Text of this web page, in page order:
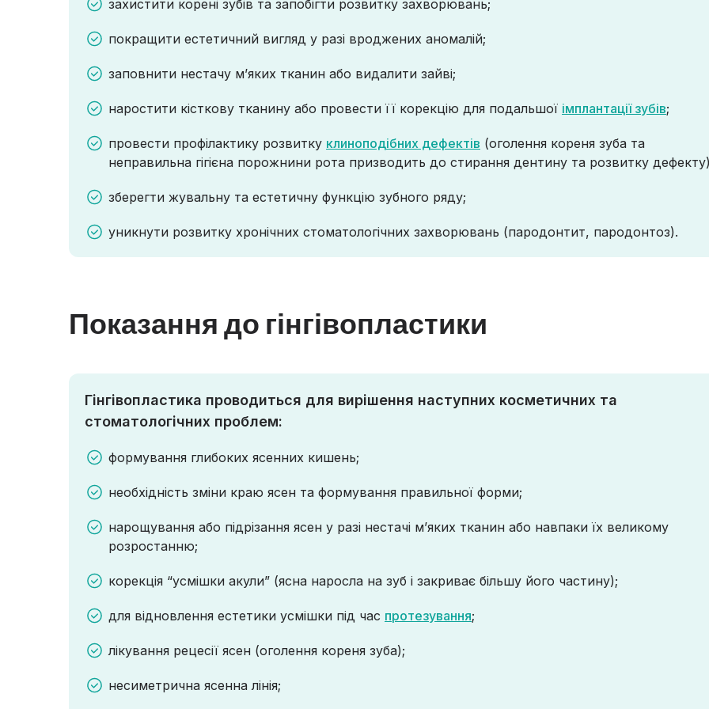
захистити корені зубів та запобігти розвитку захворювань;
покращити естетичний вигляд у разі вроджених аномалій;
заповнити нестачу м’яких тканин або видалити зайві;
наростити кісткову тканину або провести її корекцію для подальшої імплантації зубів;
провести профілактику розвитку клиноподібних дефектів (оголення кореня зуба та
неправильна гігієна порожнини рота призводить до стирання дентину та розвитку
зберегти жувальну та естетичну функцію зубного ряду;
уникнути розвитку хронічних стоматологічних захворювань (пародонтит, пародонтоз).
Показання до гінгівопластики
Гінгівопластика проводиться для вирішення наступних косметичних та
стоматологічних проблем:
формування глибоких ясенних кишень;
необхідність зміни краю ясен та формування правильної форми;
нарощування або підрізання ясен у разі нестачі м’яких тканин або навпаки їх великому
розростанню;
корекція “усмішки акули” (ясна наросла на зуб і закриває більшу його частину);
для відновлення естетики усмішки під час протезування;
лікування рецесії ясен (оголення кореня зуба);
несиметрична ясенна лінія;